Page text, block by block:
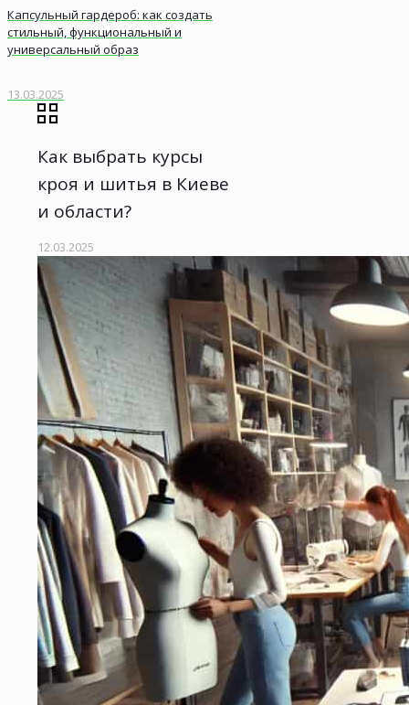
Капсульный гардероб: как создать
стильный, функциональный и
универсальный образ
13.03.2025
Как выбрать курсы
кроя и шитья в Киеве
и области?
12.03.2025